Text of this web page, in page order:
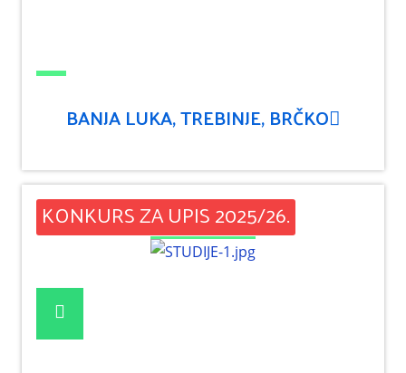
BANJA LUKA, TREBINJE, BRČKO
KONKURS ZA UPIS 2025/26.